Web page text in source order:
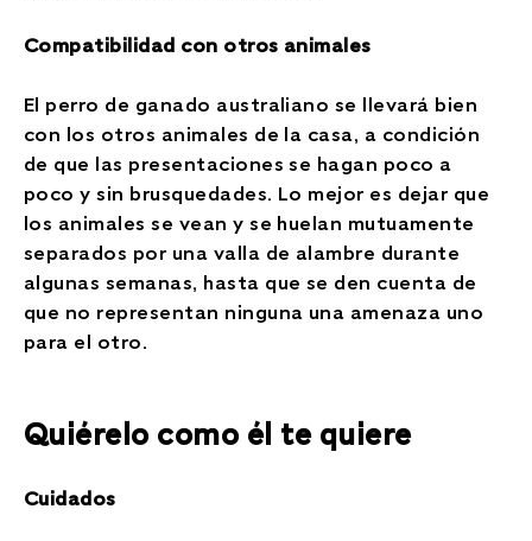
Compatibilidad con otros animales
El perro de ganado australiano se llevará bien
con los otros animales de la casa, a condición
de que las presentaciones se hagan poco a
poco y sin brusquedades. Lo mejor es dejar que
los animales se vean y se huelan mutuamente
separados por una valla de alambre durante
algunas semanas, hasta que se den cuenta de
que no representan ninguna una amenaza uno
para el otro.
Quiérelo como él te quiere
Cuidados